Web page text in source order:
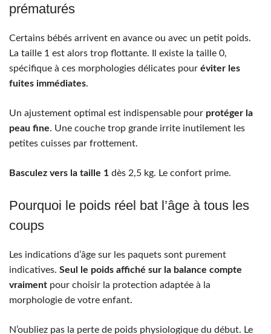
prématurés
Certains bébés arrivent en avance ou avec un petit poids.
La taille 1 est alors trop flottante. Il existe la taille 0,
spécifique à ces morphologies délicates pour éviter les
fuites immédiates.
Un ajustement optimal est indispensable pour protéger la
peau fine. Une couche trop grande irrite inutilement les
petites cuisses par frottement.
Basculez vers la taille 1 dès 2,5 kg. Le confort prime.
Pourquoi le poids réel bat l’âge à tous les
coups
Les indications d’âge sur les paquets sont purement
indicatives. Seul le poids affiché sur la balance compte
vraiment pour choisir la protection adaptée à la
morphologie de votre enfant.
N’oubliez pas la perte de poids physiologique du début. Le